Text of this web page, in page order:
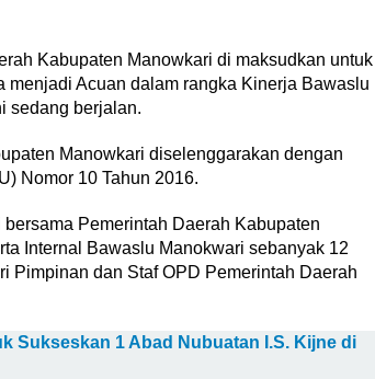
Kabupaten Manowkari di maksudkan untuk
Acuan dalam rangka Kinerja Bawaslu
sedang berjalan.
Manowkari diselenggarakan dengan
Nomor 10 Tahun 2016.
Pemerintah Daerah Kabupaten
Internal Bawaslu Manokwari sebanyak 12
Pimpinan dan Staf OPD Pemerintah Daerah
Sukseskan 1 Abad Nubuatan I.S. Kijne di